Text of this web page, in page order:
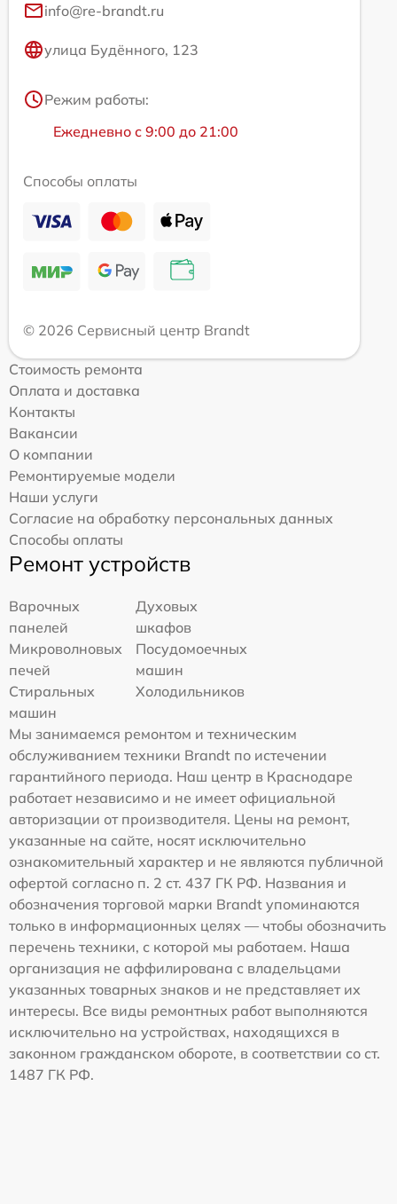
info@re-brandt.ru
улица Будённого, 123
Режим работы:
Ежедневно с 9:00 до 21:00
Способы оплаты
© 2026 Сервисный центр Brandt
Стоимость ремонта
Оплата и доставка
Контакты
Вакансии
О компании
Ремонтируемые модели
Наши услуги
Согласие на обработку персональных данных
Способы оплаты
Ремонт устройств
Варочных
панелей
Духовых
шкафов
Микроволновых
печей
Посудомоечных
машин
Стиральных
машин
Холодильников
Мы занимаемся ремонтом и техническим
обслуживанием техники Brandt по истечении
гарантийного периода. Наш центр в Краснодаре
работает независимо и не имеет официальной
авторизации от производителя. Цены на ремонт,
указанные на сайте, носят исключительно
ознакомительный характер и не являются публичной
офертой согласно п. 2 ст. 437 ГК РФ. Названия и
обозначения торговой марки Brandt упоминаются
только в информационных целях — чтобы обозначить
перечень техники, с которой мы работаем. Наша
организация не аффилирована с владельцами
указанных товарных знаков и не представляет их
интересы. Все виды ремонтных работ выполняются
исключительно на устройствах, находящихся в
законном гражданском обороте, в соответствии со ст.
1487 ГК РФ.